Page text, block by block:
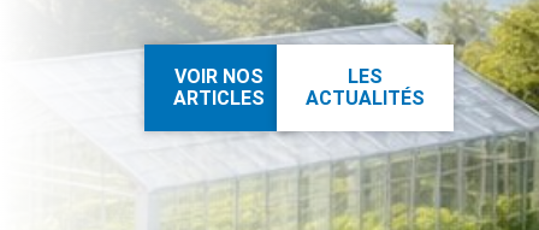
VOIR NOS
ARTICLES
LES
ACTUALITÉS